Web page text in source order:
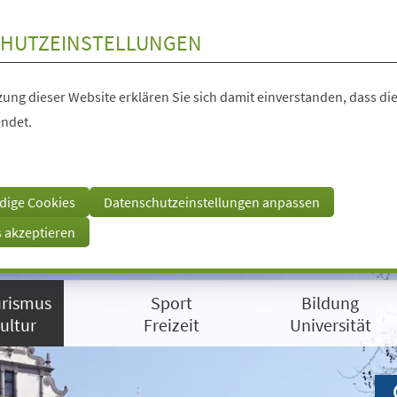
dieser Website erklären Sie sich damit einverstanden, dass
Cookies
Datenschutzeinstellungen anpassen
akzeptieren
Sport
Freizeit
Bildung
Universität